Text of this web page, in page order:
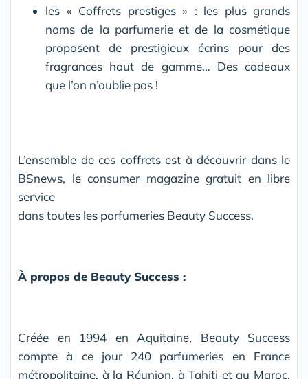
les « Coffrets prestiges » : les plus grands
noms de la parfumerie et de la cosmétique
proposent de prestigieux écrins pour des
fragrances haut de gamme… Des cadeaux
que l’on n’oublie pas !
L’ensemble de ces coffrets est à découvrir dans le
BSnews, le consumer magazine gratuit en libre
service
dans toutes les parfumeries Beauty Success.
À propos de Beauty Success :
Créée en 1994 en Aquitaine, Beauty Success
compte à ce jour 240 parfumeries en France
métropolitaine, à la Réunion, à Tahiti et au Maroc.